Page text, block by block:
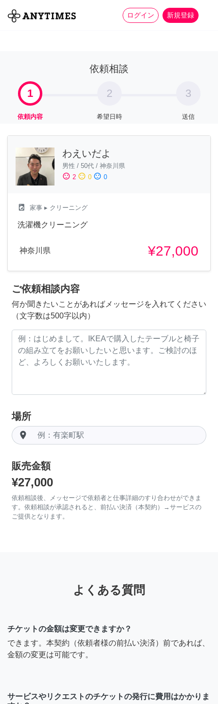
ログイン 新規登録
全て 家事 more_horiz
依頼相談
1
依頼内容
2
希望日時
3
送信
わえいだよ
男性 / 50代 / 神奈川県
sentiment_satisfied 2 sentiment_neutral 0 sentiment_dissatisfied 0
local_laundry_service 家事 ▸ クリーニング
洗濯機クリーニング
神奈川県 ¥27,000
ご依頼相談内容
何か聞きたいことがあればメッセージを入れてください
（文字数は500字以内）
場所
room
販売金額
¥27,000
依頼相談後、メッセージで依頼者と仕事詳細のすり合わせができま
す。依頼相談が承認されると、前払い決済（本契約）→サービスの
ご提供となります。
よくある質問
チケットの金額は変更できますか？
できます。本契約（依頼者様の前払い決済）前であれば、
金額の変更は可能です。
サービスやリクエストのチケットの発行に費用はかかりま